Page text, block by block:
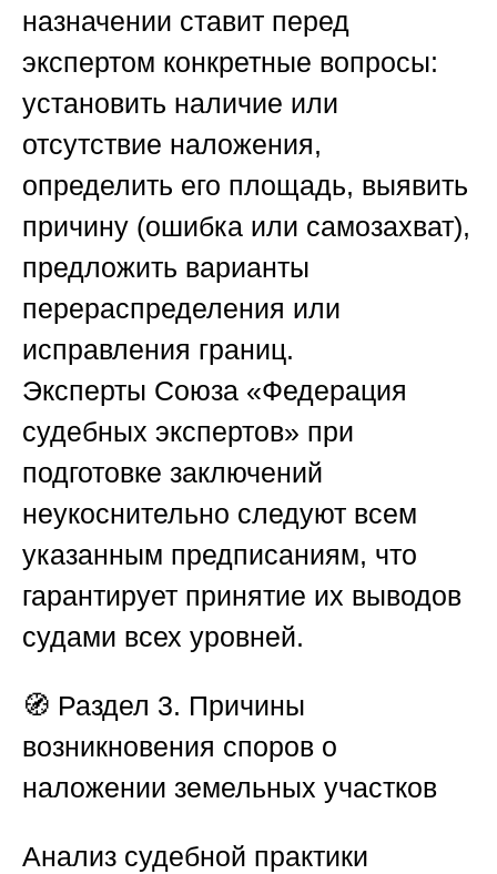
назначении ставит перед
экспертом конкретные вопросы:
установить наличие или
отсутствие наложения,
определить его площадь, выявить
причину (ошибка или самозахват),
предложить варианты
перераспределения или
исправления границ.
Эксперты Союза «Федерация
судебных экспертов» при
подготовке заключений
неукоснительно следуют всем
указанным предписаниям, что
гарантирует принятие их выводов
судами всех уровней.
🧭 Раздел 3. Причины
возникновения споров о
наложении земельных участков
Анализ судебной практики